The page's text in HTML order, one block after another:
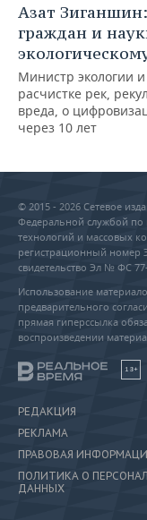
Азат
граждан и
Министр экологии
расчистке рек,
вреда, о
через 10 лет
© 2015 - 2026 Сетевое
Федеральной службой по
технологий и массовых
регистрационный номер
свидетельство Эл № ФС
Использование
предварительного
прямая гиперссылка
воспроизведении
18+
РЕДАКЦИЯ
РЕКЛАМА
ПРАВОВАЯ
ПОЛИТИКА О
ДАННЫХ